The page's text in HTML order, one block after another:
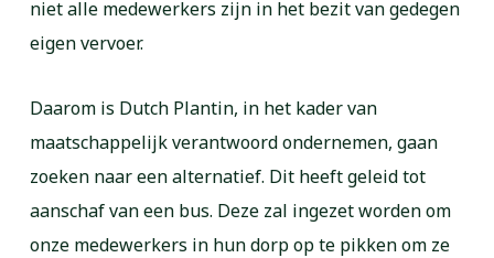
niet alle medewerkers zijn in het bezit van gedegen
eigen vervoer.
Daarom is Dutch Plantin, in het kader van
maatschappelijk verantwoord ondernemen, gaan
zoeken naar een alternatief. Dit heeft geleid tot
aanschaf van een bus. Deze zal ingezet worden om
onze medewerkers in hun dorp op te pikken om ze